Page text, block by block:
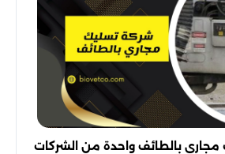
مجاري بالطائف واحدة من الشركات